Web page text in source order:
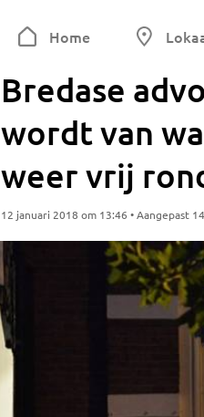
Home
Bredase
wordt van
weer vrij
12 januari 2018 om 13:46 • Aangepast